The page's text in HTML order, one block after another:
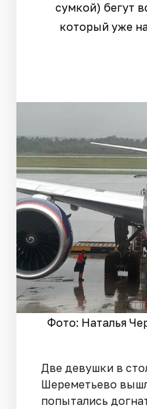
сумкой) бегут
который уже
Фото: Наталья
Две девушки в
Шереметьево
попытались